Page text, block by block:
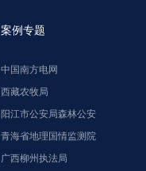
案例专题
中国南方电网
西藏农牧局
阳江市公安局森林公安
青海省地理国情监测院
广西柳州执法局